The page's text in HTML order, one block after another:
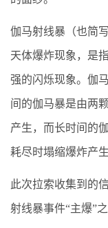
伽马射线暴（也简
天体爆炸现象，是
强的闪烁现象。伽
间的伽马暴是由两
产生，而长时间的
耗尽时塌缩爆炸产生
此次拉索收集到的
射线暴事件“主爆”